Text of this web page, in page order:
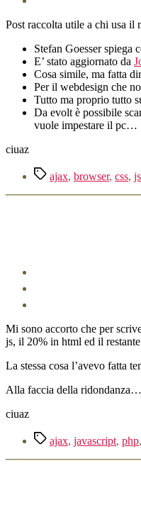
Post raccolta utile a chi usa il
Stefan Goesser spiega
E’ stato aggiornato da
Cosa simile, ma fatta
Per il webdesign che
Tutto ma proprio tutto
Da evolt è possibile
vuole impestare il pc…
ciuaz
Tag ajax, browser, css, js
Mi sono accorto che per
js, il 20% in html ed il
La stessa cosa l’avevo fatta
Alla faccia della ridondanza…
ciuaz
Tag ajax, javascript, php,